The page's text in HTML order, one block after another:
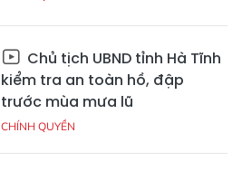
Chủ tịch UBND tỉnh Hà Tĩnh
kiểm tra an toàn hồ, đập
trước mùa mưa lũ
CHÍNH QUYỀN